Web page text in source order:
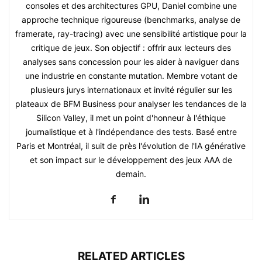
consoles et des architectures GPU, Daniel combine une
approche technique rigoureuse (benchmarks, analyse de
framerate, ray-tracing) avec une sensibilité artistique pour la
critique de jeux. Son objectif : offrir aux lecteurs des
analyses sans concession pour les aider à naviguer dans
une industrie en constante mutation. Membre votant de
plusieurs jurys internationaux et invité régulier sur les
plateaux de BFM Business pour analyser les tendances de la
Silicon Valley, il met un point d'honneur à l'éthique
journalistique et à l'indépendance des tests. Basé entre
Paris et Montréal, il suit de près l'évolution de l'IA générative
et son impact sur le développement des jeux AAA de
demain.
RELATED ARTICLES